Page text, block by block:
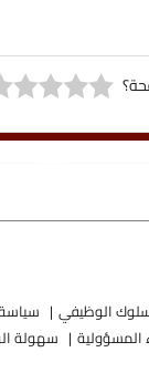
الوظيفي
المسؤولية سهولة